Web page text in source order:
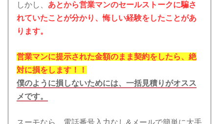
しかし、 あとから営業マンのセールストークに騙さ
れていたことが分かり、悔しい経験をしたことがあ
ります。
営業マンに提示された金額のまま契約をしたら、絶
対に損をします！！
僕のように損しないためには、一括見積りがオスス
メです。
スーモなら、電話番号入力なし&メールで簡単に大手